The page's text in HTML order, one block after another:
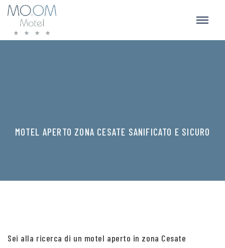
MOTEL APERTO ZONA CESATE SANIFICATO E SICURO
Sei alla ricerca di un motel aperto in zona Cesate